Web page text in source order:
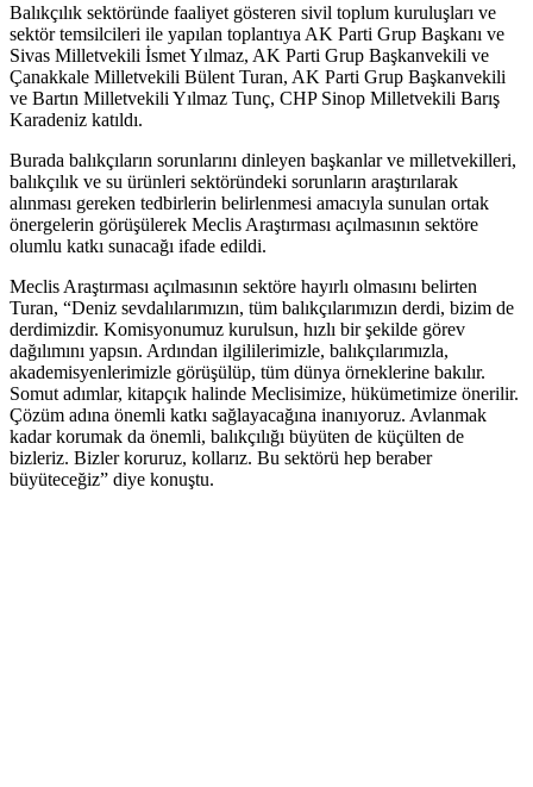
Balıkçılık sektöründe faaliyet gösteren sivil toplum kuruluşları ve
sektör temsilcileri ile yapılan toplantıya AK Parti Grup Başkanı ve
Sivas Milletvekili İsmet Yılmaz, AK Parti Grup Başkanvekili ve
Çanakkale Milletvekili Bülent Turan, AK Parti Grup Başkanvekili
ve Bartın Milletvekili Yılmaz Tunç, CHP Sinop Milletvekili Barış
Karadeniz katıldı.
Burada balıkçıların sorunlarını dinleyen başkanlar ve milletvekilleri,
balıkçılık ve su ürünleri sektöründeki sorunların araştırılarak
alınması gereken tedbirlerin belirlenmesi amacıyla sunulan ortak
önergelerin görüşülerek Meclis Araştırması açılmasının sektöre
olumlu katkı sunacağı ifade edildi.
Meclis Araştırması açılmasının sektöre hayırlı olmasını belirten
Turan, “Deniz sevdalılarımızın, tüm balıkçılarımızın derdi, bizim de
derdimizdir. Komisyonumuz kurulsun, hızlı bir şekilde görev
dağılımını yapsın. Ardından ilgililerimizle, balıkçılarımızla,
akademisyenlerimizle görüşülüp, tüm dünya örneklerine bakılır.
Somut adımlar, kitapçık halinde Meclisimize, hükümetimize önerilir.
Çözüm adına önemli katkı sağlayacağına inanıyoruz. Avlanmak
kadar korumak da önemli, balıkçılığı büyüten de küçülten de
bizleriz. Bizler koruruz, kollarız. Bu sektörü hep beraber
büyüteceğiz” diye konuştu.